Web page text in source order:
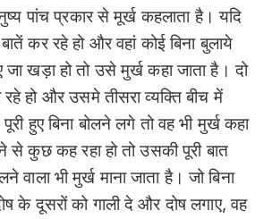
पांच प्रकार से मूर्ख कहलाता है। यदि
कर रहे हो और वहां कोई बिना बुलाये
जा खड़ा हो तो उसे मुर्ख कहा जाता है। दो
रहे हो और उसमे तीसरा व्यक्ति बीच में
हुए बिना बोलने लगे तो वह भी मुर्ख कहा
से कुछ कह रहा हो तो उसकी पूरी बात
वाला भी मुर्ख माना जाता है। जो बिना
के दूसरों को गाली दे और दोष लगाए, वह